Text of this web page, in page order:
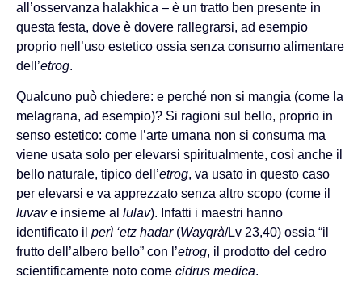
all’osservanza halakhica – è un tratto ben presente in
questa festa, dove è dovere rallegrarsi, ad esempio
proprio nell’uso estetico ossia senza consumo alimentare
dell’etrog.
Qualcuno può chiedere: e perché non si mangia (come la
melagrana, ad esempio)? Si ragioni sul bello, proprio in
senso estetico: come l’arte umana non si consuma ma
viene usata solo per elevarsi spiritualmente, così anche il
bello naturale, tipico dell’etrog, va usato in questo caso
per elevarsi e va apprezzato senza altro scopo (come il
luvave insieme al lulav). Infatti i maestri hanno
identificato il perì ‘etz hadar(Wayqrà/Lv 23,40) ossia “il
frutto dell’albero bello” con l’etrog, il prodotto del cedro
scientificamente noto come cidrus medica.